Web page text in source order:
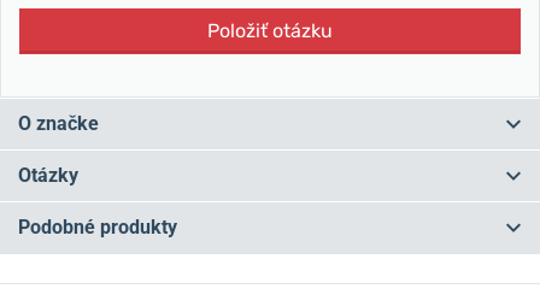
Položiť otázku
O značke
titánu
antialergický
Hodinky Boccia Titanium spájajú nemeckú
precíznosť spracovania s dokonalým materiálom.
Otázky
Máte otázku? Zanechajte nám komentár
Podobné produkty
NA PREDAJNI
NA PREDAJNI